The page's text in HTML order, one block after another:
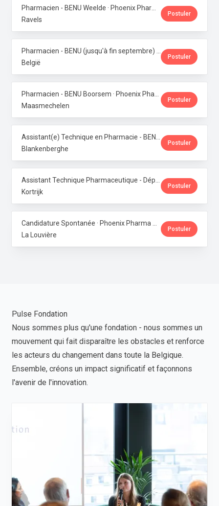
Ravels
Postuler
België
Postuler
Maasmechelen
Postuler
Blankenberghe
Postuler
Kortrijk
Postuler
La Louvière
Postuler
Pulse Fondation
Nous sommes plus qu'une fondation - nous sommes un
mouvement qui fait disparaître les obstacles et renforce
les acteurs du changement dans toute la Belgique.
Ensemble, créons un impact significatif et façonnons
l'avenir de l'innovation.